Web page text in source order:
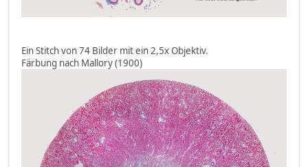
Ein Stitch von 74 Bilder mit ein 2,5x Objektiv.
Färbung nach Mallory (1900)